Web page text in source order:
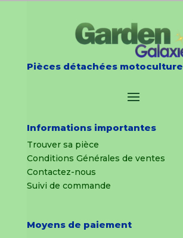
Pièces détachées motoculture
Informations importantes
Trouver sa pièce
Conditions Générales de ventes
Contactez-nous
Suivi de commande
Moyens de paiement